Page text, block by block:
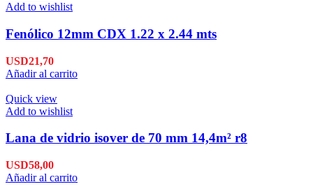
Add to wishlist
Fenólico 12mm CDX 1.22 x 2.44 mts
USD21,70
Añadir al carrito
Quick view
Add to wishlist
Lana de vidrio isover de 70 mm 14,4m² r8
USD58,00
Añadir al carrito